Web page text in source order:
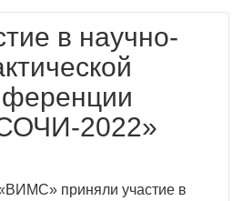
в научно-
2022»
приняли участие в